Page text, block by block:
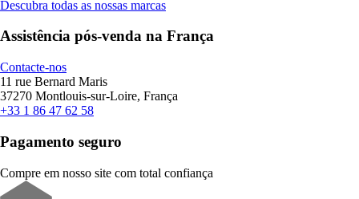
Descubra todas as nossas marcas
Assistência pós-venda na França
Contacte-nos
11 rue Bernard Maris
37270 Montlouis-sur-Loire, França
+33 1 86 47 62 58
Pagamento seguro
Compre em nosso site com total confiança